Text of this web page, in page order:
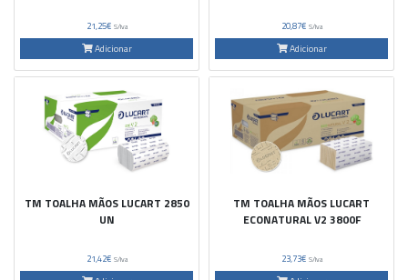
21,25€ S/Iva
Adicionar
20,87€ S/Iva
Adicionar
TM TOALHA MÃOS LUCART 2850
UN
21,42€ S/Iva
TM TOALHA MÃOS LUCART
ECONATURAL V2 3800F
23,73€ S/Iva